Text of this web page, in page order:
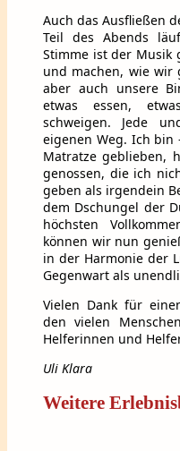
Auch das Ausfließen
Teil des Abends
Stimme ist der Musik
und machen, wie wir
aber auch unsere
etwas essen,
schweigen. Jede
eigenen Weg. Ich bin
Matratze geblieben,
genossen, die ich
geben als irgendein
dem Dschungel der
höchsten
können wir nun
in der Harmonie der
Gegenwart als
Vielen Dank für
den vielen
Helferinnen und
Uli Klara
Weitere